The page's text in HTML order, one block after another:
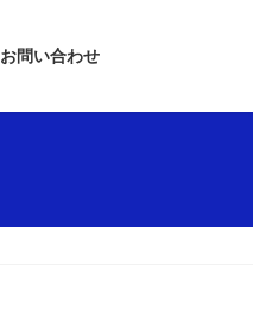
お問い合わせ